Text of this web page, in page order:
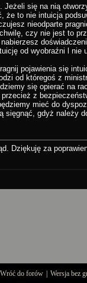
Jeżeli się na nią
że to nie intuicja
nieodparte
czy nie jest to
od wyobraźni l nie
pojawienia się
od któregoś z
się opierać na
z
mieć do
sięgnąć, gdyż należy
Dziękuję za
Wróć do forów Wersja bez